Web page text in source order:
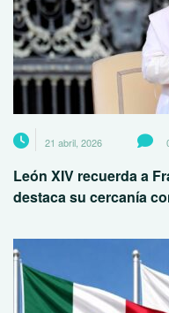
21 abril, 2026
León XIV recuerda a
destaca su cercanía